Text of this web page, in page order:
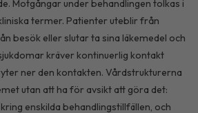
Motgångar under behandlingen tolkas i
termer. Patienter uteblir från
besök eller slutar ta sina läkemedel och
kräver kontinuerlig kontakt
ner den kontakten. Vårdstrukturerna
utan att ha för avsikt att göra det:
enskilda behandlingstillfällen, och